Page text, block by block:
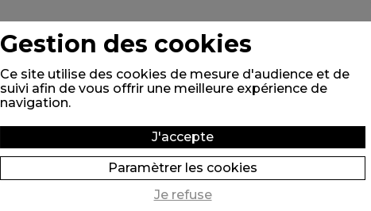
Gestion des cookies
Ce site utilise des cookies de mesure d'audience et de
suivi afin de vous offrir une meilleure expérience de
navigation.
J'accepte
Paramètrer les cookies
Je refuse